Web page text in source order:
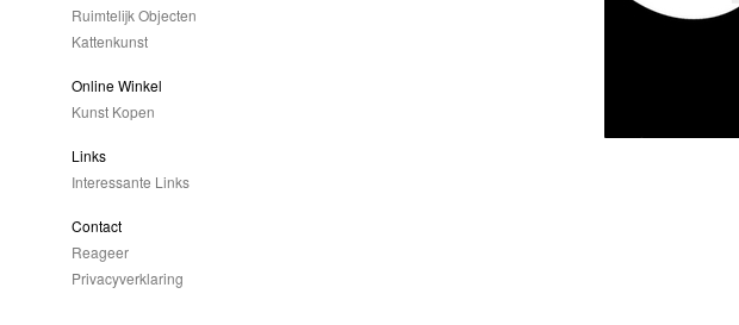
Ruimtelijk Objecten
Kattenkunst
Online Winkel
Kunst Kopen
Links
Interessante Links
Contact
Reageer
Privacyverklaring